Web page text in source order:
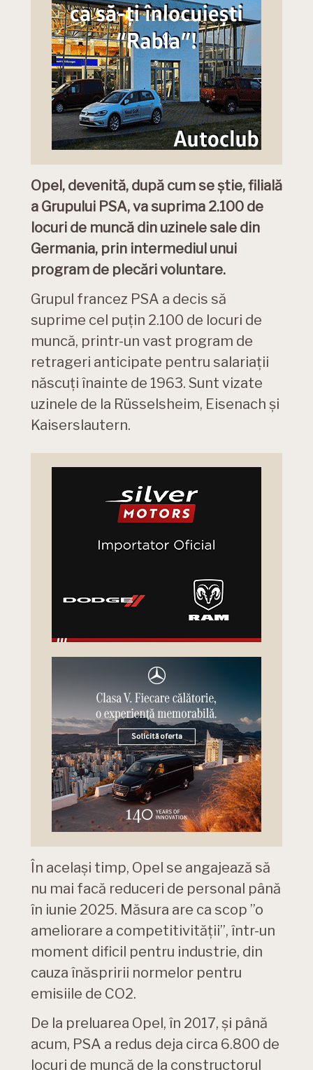
Opel, devenită, după cum se știe, filială
a Grupului PSA, va suprima 2.100 de
locuri de muncă din uzinele sale din
Germania, prin intermediul unui
program de plecări voluntare.
Grupul francez PSA a decis să
suprime cel puțin 2.100 de locuri de
muncă, printr-un vast program de
retrageri anticipate pentru salariații
născuți înainte de 1963. Sunt vizate
uzinele de la Rüsselsheim, Eisenach și
Kaiserslautern.
În același timp, Opel se angajează să
nu mai facă reduceri de personal până
în iunie 2025. Măsura are ca scop ”o
ameliorare a competitivității”, într-un
moment dificil pentru industrie, din
cauza înăspririi normelor pentru
emisiile de CO2.
De la preluarea Opel, în 2017, și până
acum, PSA a redus deja circa 6.800 de
locuri de muncă de la constructorul